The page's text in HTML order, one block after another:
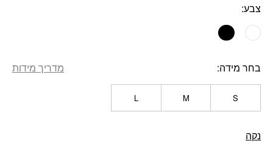
צבע:
בחר מידה מדריך מידות
S
M
L
נקה